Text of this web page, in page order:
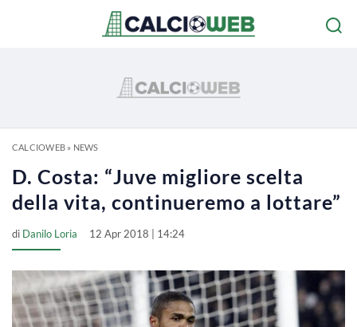
CALCIOWEB» NEWS
D. Costa: “Juve migliore scelta
della vita, continueremo a lottare”
di Danilo Loria 12 Apr 2018 | 14:24